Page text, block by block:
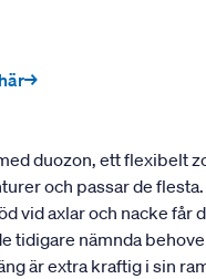
duozon, ett flexibelt
och passar de
vid axlar och nacke
tidigare nämnda
är extra kraftig i sin